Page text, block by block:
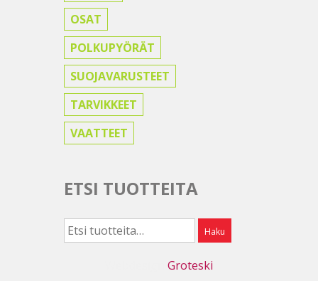
OSAT
POLKUPYÖRÄT
SUOJAVARUSTEET
TARVIKKEET
VAATTEET
ETSI TUOTTEITA
Etsi: Haku
Groteski